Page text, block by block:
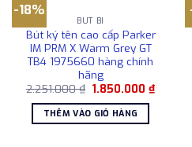
-18%
BÚT BI
Bút ký tên cao cấp Parker
IM PRM X Warm Grey GT
TB4 1975660 hàng chính
hãng
2.251.000₫ Giá
là:
2.251.000 ₫.
1.850.000₫Giá
hiện
THÊM VÀO GIỎ HÀNG